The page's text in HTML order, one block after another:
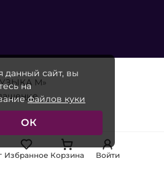
М»
Избранное Корзина Войти
данный сайт, вы
на
файлов куки
ОК